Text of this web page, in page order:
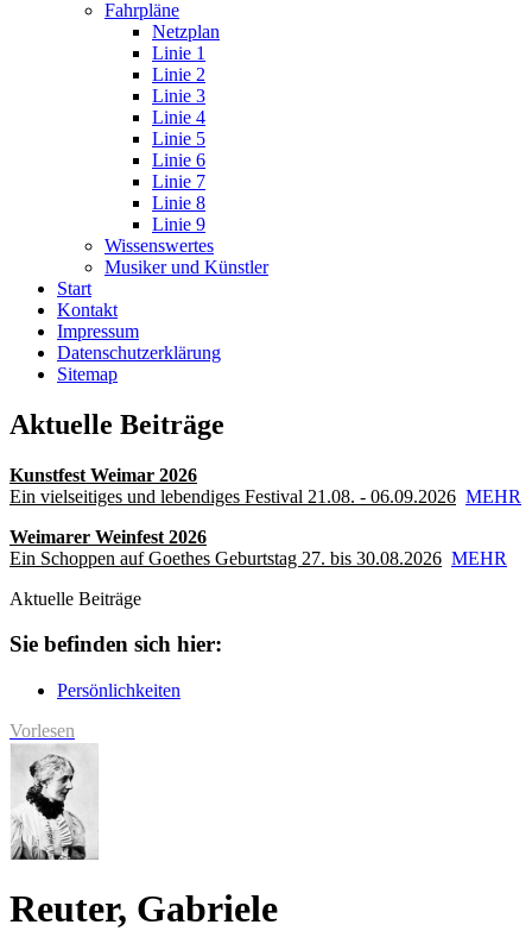
Fahrpläne
Netzplan
Linie 1
Linie 2
Linie 3
Linie 4
Linie 5
Linie 6
Linie 7
Linie 8
Linie 9
Wissenswertes
Musiker und Künstler
Start
Kontakt
Impressum
Datenschutz­erklärung
Sitemap
Aktuelle Beiträge
Kunstfest Weimar 2026
Ein vielseitiges und lebendiges Festival 21.08. - 06.09.2026 MEHR
Weimarer Weinfest 2026
Ein Schoppen auf Goethes Geburtstag 27. bis 30.08.2026 MEHR
Aktuelle Beiträge
Sie befinden sich hier:
Persönlichkeiten
Vorlesen
Reuter, Gabriele